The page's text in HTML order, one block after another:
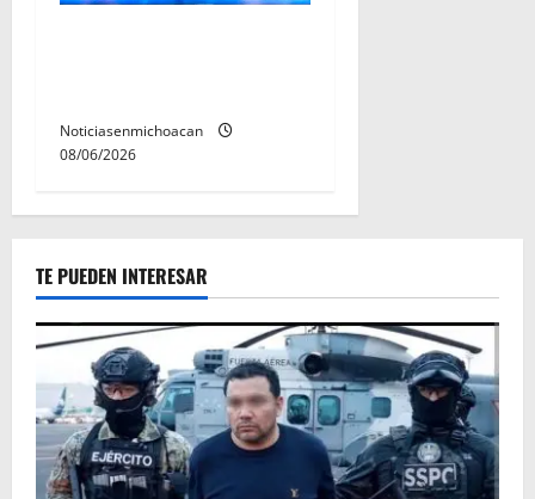
Noticiasenmichoacan
08/06/2026
TE PUEDEN INTERESAR